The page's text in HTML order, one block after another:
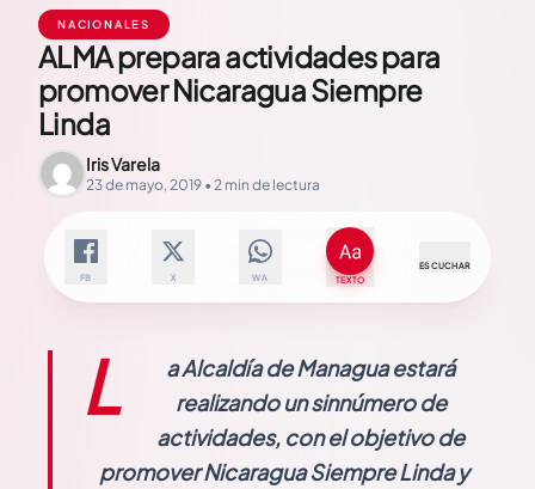
NACIONALES
ALMA prepara actividades para
promover Nicaragua Siempre
Linda
Iris Varela
23 de mayo, 2019 • 2 min de lectura
FB X WA TEXTO
ESCUCHAR
L
a Alcaldía de Managua estará
realizando un sinnúmero de
actividades, con el objetivo de
promover Nicaragua Siempre Linda y